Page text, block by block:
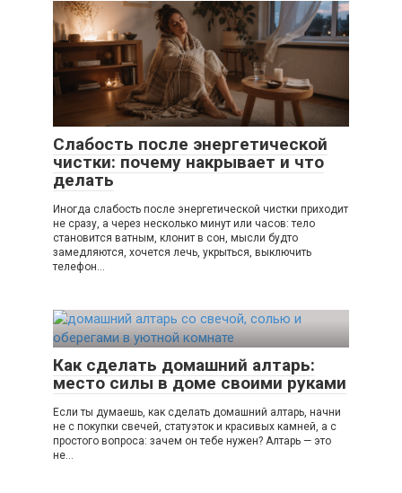
Слабость после энергетической
чистки: почему накрывает и что
делать
Иногда слабость после энергетической чистки приходит
не сразу, а через несколько минут или часов: тело
становится ватным, клонит в сон, мысли будто
замедляются, хочется лечь, укрыться, выключить
телефон…
Как сделать домашний алтарь:
место силы в доме своими руками
Если ты думаешь, как сделать домашний алтарь, начни
не с покупки свечей, статуэток и красивых камней, а с
простого вопроса: зачем он тебе нужен? Алтарь — это
не…